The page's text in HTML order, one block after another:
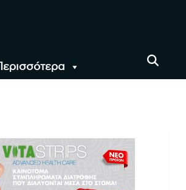
Περισσότερα